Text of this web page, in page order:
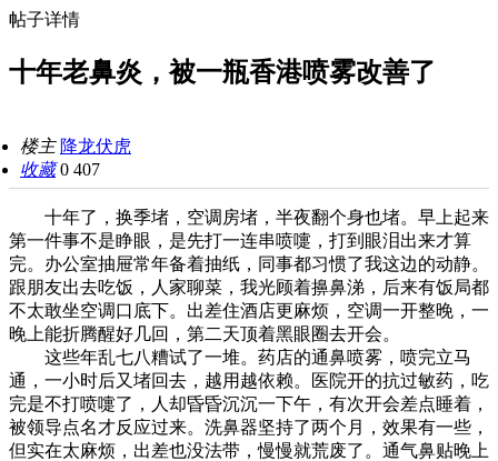
帖子详情
十年老鼻炎，被一瓶香港喷雾改善了
楼主 降龙伏虎
收藏 0 407
十年了，换季堵，空调房堵，半夜翻个身也堵。早上起来
第一件事不是睁眼，是先打一连串喷嚏，打到眼泪出来才算
完。办公室抽屉常年备着抽纸，同事都习惯了我这边的动静。
跟朋友出去吃饭，人家聊菜，我光顾着擤鼻涕，后来有饭局都
不太敢坐空调口底下。出差住酒店更麻烦，空调一开整晚，一
晚上能折腾醒好几回，第二天顶着黑眼圈去开会。
这些年乱七八糟试了一堆。药店的通鼻喷雾，喷完立马
通，一小时后又堵回去，越用越依赖。医院开的抗过敏药，吃
完是不打喷嚏了，人却昏昏沉沉一下午，有次开会差点睡着，
被领导点名才反应过来。洗鼻器坚持了两个月，效果有一些，
但实在太麻烦，出差也没法带，慢慢就荒废了。通气鼻贴晚上